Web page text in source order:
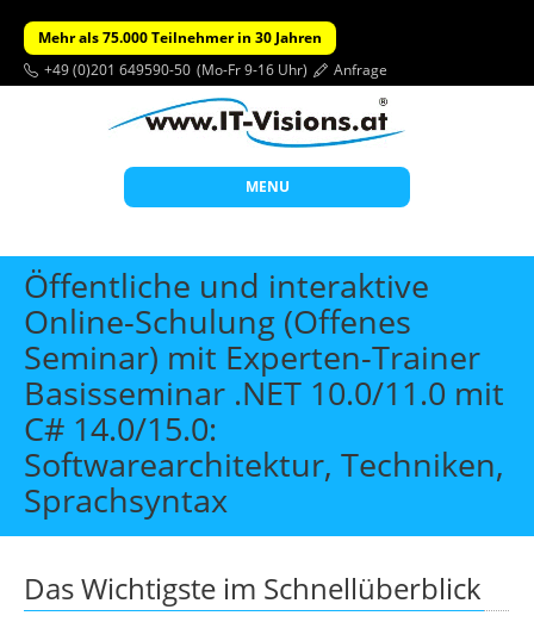
Mehr als 75.000 Teilnehmer in 30 Jahren
+49 (0)201 649590-50 (Mo-Fr 9-16 Uhr) Anfrage
MENU
Start
Themen
Beratung
Individuelle Schulungen
Offene Seminare
Wissen
Über uns
Öffentliche und interaktive
Online-Schulung (Offenes
Seminar) mit Experten-Trainer
Basisseminar .NET 10.0/11.0 mit
C# 14.0/15.0:
Softwarearchitektur, Techniken,
Sprachsyntax
Das Wichtigste im Schnellüberblick